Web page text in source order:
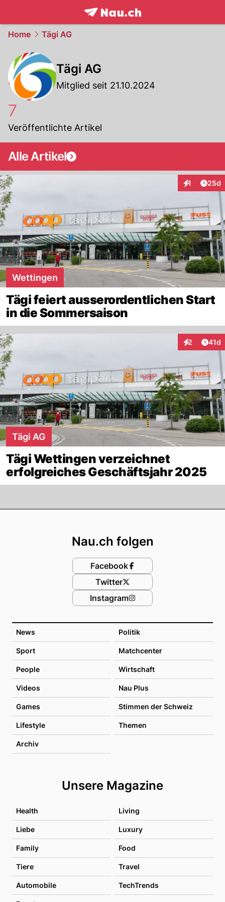
frontpage.NAU.ch
Home Tägi AG
Tägi AG
Mitglied seit 21.10.2024
7
Veröffentlichte Artikel
Alle Artikel
1
Interaktionen
25d
Wettingen
Tägi feiert ausserordentlichen Start
in die Sommersaison
2
Interaktionen
41d
Tägi AG
Tägi Wettingen verzeichnet
erfolgreiches Geschäftsjahr 2025
News Politik
Sport Matchcenter
People Wirtschaft
Videos Nau Plus
Games Stimmen der Schweiz
Lifestyle Themen
Archiv
Unsere Magazine
Health Living
Liebe Luxury
Family Food
Tiere Travel
Automobile TechTrends
Nau.ch folgen
Facebook
Twitter
Instagram